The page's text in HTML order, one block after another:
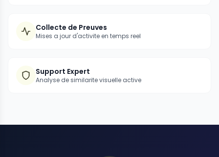
Collecte de Preuves
Mises a jour d'activite en temps reel
Support Expert
Analyse de similarite visuelle active